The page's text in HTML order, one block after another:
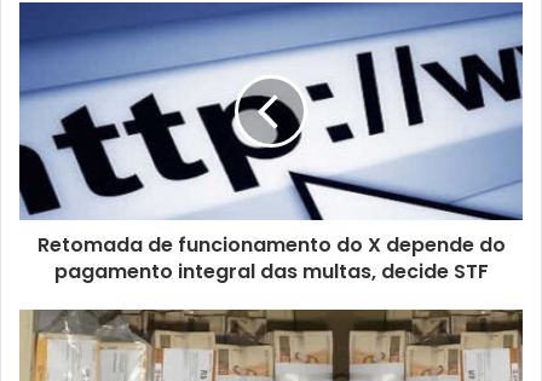
Retomada de funcionamento do X depende do
pagamento integral das multas, decide STF